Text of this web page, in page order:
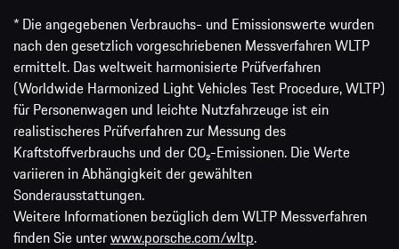
* Die angegebenen Verbrauchs- und Emissionswerte wurden
nach den gesetzlich vorgeschriebenen Messverfahren WLTP
ermittelt. Das weltweit harmonisierte Prüfverfahren
(Worldwide Harmonized Light Vehicles Test Procedure, WLTP)
für Personenwagen und leichte Nutzfahrzeuge ist ein
realistischeres Prüfverfahren zur Messung des
Kraftstoffverbrauchs und der CO₂-Emissionen. Die Werte
variieren in Abhängigkeit der gewählten
Sonderausstattungen.
Weitere Informationen bezüglich dem WLTP Messverfahren
finden Sie unterwww.porsche.com/wltp.